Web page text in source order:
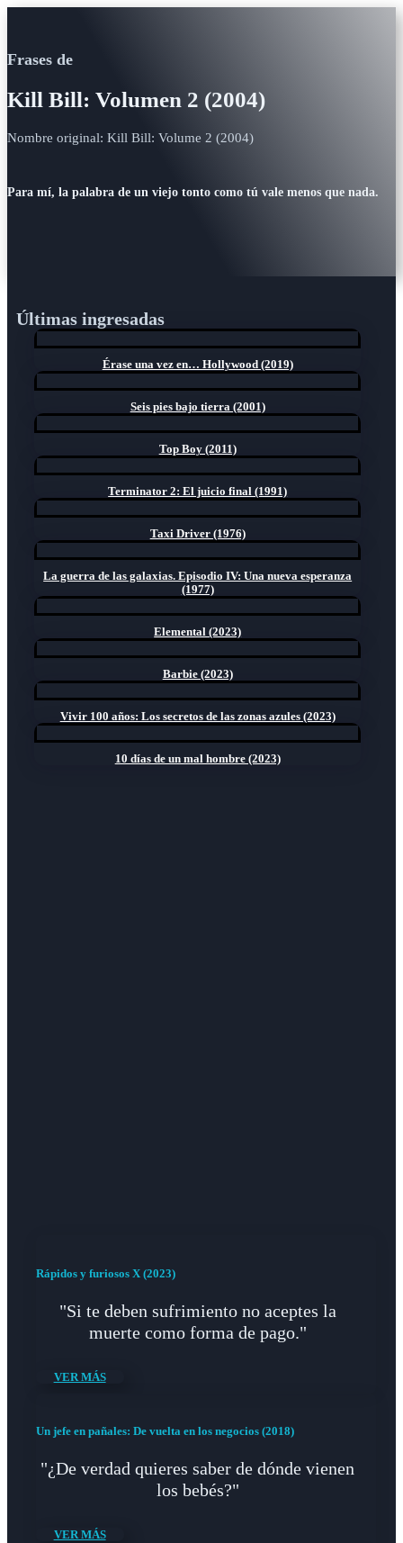
Frases de
Kill Bill: Volumen 2 (2004)
Nombre original: Kill Bill: Volume 2 (2004)
Para mí, la palabra de un viejo tonto como tú vale menos que nada.
Últimas ingresadas
Érase una vez en… Hollywood (2019)
Seis pies bajo tierra (2001)
Top Boy (2011)
Terminator 2: El juicio final (1991)
Taxi Driver (1976)
La guerra de las galaxias. Episodio IV: Una nueva esperanza
(1977)
Elemental (2023)
Barbie (2023)
Vivir 100 años: Los secretos de las zonas azules (2023)
10 días de un mal hombre (2023)
Rápidos y furiosos X (2023)
"Si te deben sufrimiento no aceptes la
muerte como forma de pago."
VER MÁS
Un jefe en pañales: De vuelta en los negocios (2018)
"¿De verdad quieres saber de dónde vienen
los bebés?"
VER MÁS